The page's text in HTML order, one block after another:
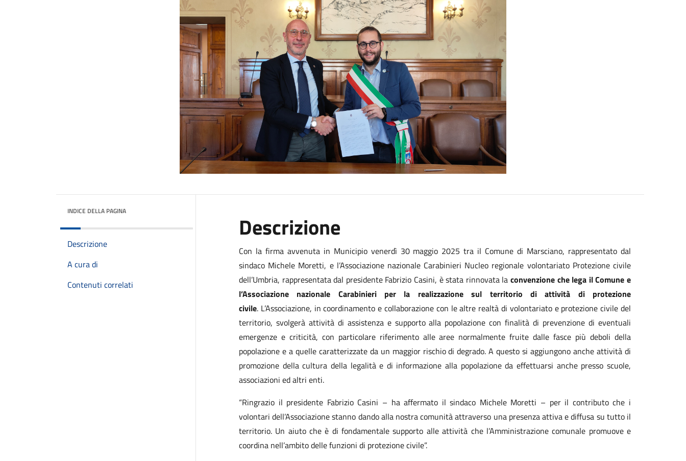
INDICE DELLA PAGINA
Descrizione
A cura di
Contenuti correlati
Descrizione
Con la firma avvenuta in Municipio venerdì 30 maggio 2025 tra il Comune di Marsciano, rappresentato dal
sindaco Michele Moretti, e l’Associazione nazionale Carabinieri Nucleo regionale volontariato Protezione civile
dell’Umbria, rappresentata dal presidente Fabrizio Casini, è stata rinnovata la convenzione che lega il Comune e
l’Associazione nazionale Carabinieri per la realizzazione sul territorio di attività di protezione
civile. L’Associazione, in coordinamento e collaborazione con le altre realtà di volontariato e protezione civile del
territorio, svolgerà attività di assistenza e supporto alla popolazione con finalità di prevenzione di eventuali
emergenze e criticità, con particolare riferimento alle aree normalmente fruite dalle fasce più deboli della
popolazione e a quelle caratterizzate da un maggior rischio di degrado. A questo si aggiungono anche attività di
promozione della cultura della legalità e di informazione alla popolazione da effettuarsi anche presso scuole,
associazioni ed altri enti.
“Ringrazio il presidente Fabrizio Casini – ha affermato il sindaco Michele Moretti – per il contributo che i
volontari dell’Associazione stanno dando alla nostra comunità attraverso una presenza attiva e diffusa su tutto il
territorio. Un aiuto che è di fondamentale supporto alle attività che l’Amministrazione comunale promuove e
coordina nell’ambito delle funzioni di protezione civile”.